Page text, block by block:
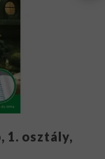
1. osztály,